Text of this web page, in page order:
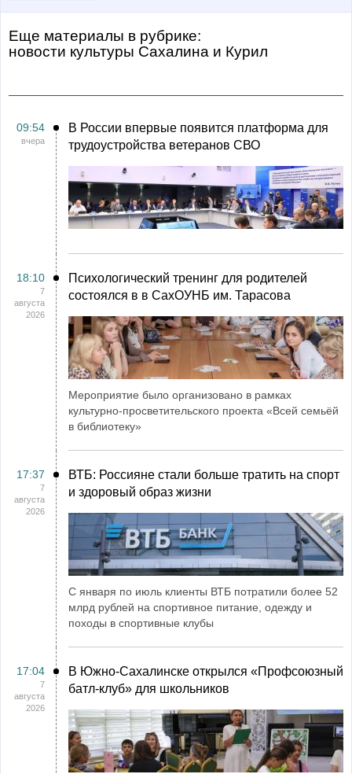
Еще материалы в рубрике:
Новости культуры Сахалина и Курил
09:54
вчера
В России впервые появится платформа для
трудоустройства ветеранов СВО
18:10
7
августа
2026
Психологический тренинг для родителей
состоялся в в СахОУНБ им. Тарасова
Мероприятие было организовано в рамках
культурно-просветительского проекта «Всей семьёй
в библиотеку»
17:37
7
августа
2026
ВТБ: Россияне стали больше тратить на спорт
и здоровый образ жизни
С января по июль клиенты ВТБ потратили более 52
млрд рублей на спортивное питание, одежду и
походы в спортивные клубы
17:04
7
августа
2026
В Южно-Сахалинске открылся «Профсоюзный
батл-клуб» для школьников